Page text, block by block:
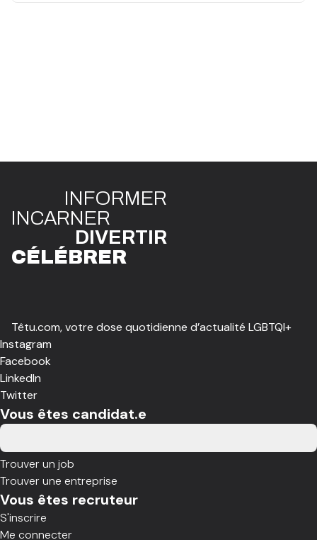
INFORMER
INCARNER
DIVERTIR
CÉLÉBRER
Têtu.com, votre dose quotidienne d’actualité LGBTQI+
Instagram
Facebook
LinkedIn
Twitter
Vous êtes candidat.e
Trouver un job
Trouver une entreprise
Vous êtes recruteur
S'inscrire
Me connecter